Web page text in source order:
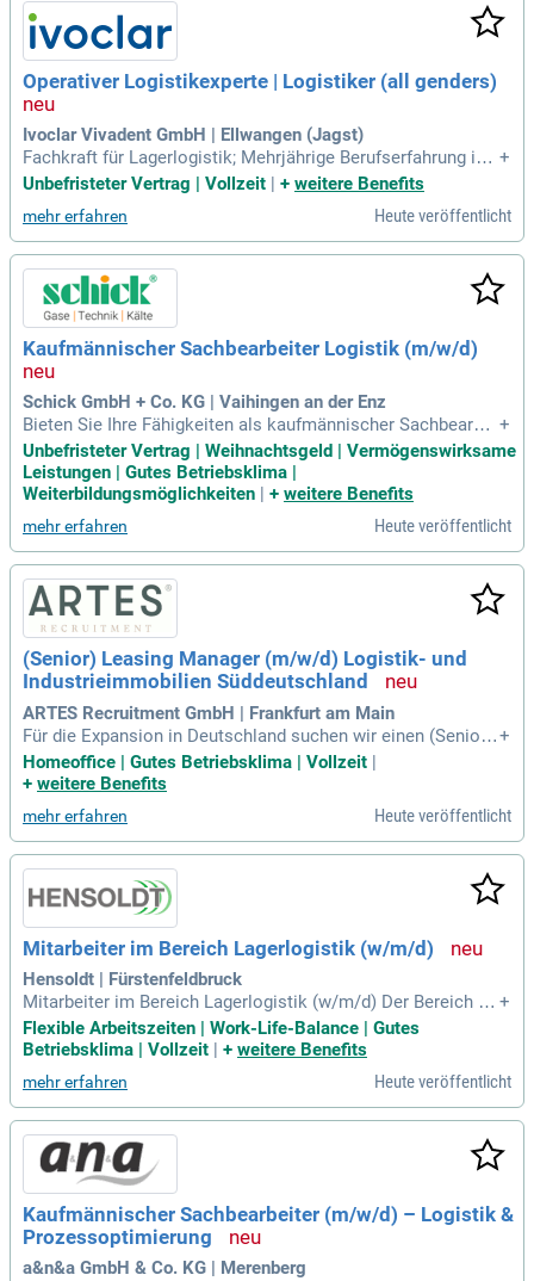
Operativer Logistikexperte | Logistiker (all genders)
Ivoclar Vivadent GmbH | Ellwangen (Jagst)
Fachkraft für Lagerlogistik; Mehrjährige Berufserfahrung in e
iner vergleichbaren Position; Sie erfassen komplexe Zusam
menhänge schnell und finden pragmatische sowie kundenor
ientierte Lösungen; Sicherer Umgang mit MS-Office – ideale
rweise bereits Erfahrung
+
Unbefristeter Vertrag | Vollzeit | + weitere Benefits
mehr erfahren Heute veröffentlicht
Kaufmännischer Sachbearbeiter Logistik (m/w/d)
Schick GmbH + Co. KG | Vaihingen an der Enz
Bieten Sie Ihre Fähigkeiten als kaufmännischer Sachbearbei
ter in der Logistik (m/w/d) in Vaihingen an der Enz an! Unse
r seit 1925 bestehendes Familienunternehmen ist führend in
der Abfüllung und dem Vertrieb technischer Gase und Kälte
reichern möchten. Genießen Sie flache Hierarchien und die
Möglichkeit, Ihre individuellen Stärken einzubringen. Bei uns
haben Sie die Chance, in einem dynamischen Arbeitsumfeld
zu wachsen und hervorragende Karrieremöglichkeiten zu nut
zen. Werden Sie Teil unserer Erfolgsgeschichte und gestalte
n Sie mit uns die Zukunft der Gasversorgung!
+
Unbefristeter Vertrag | Weihnachtsgeld | Vermögenswirksame
Leistungen | Gutes Betriebsklima |
Weiterbildungsmöglichkeiten
+ weitere Benefits
mehr erfahren Heute veröffentlicht
(Senior) Leasing Manager (m/w/d) Logistik- und
Industrieimmobilien Süddeutschland
ARTES Recruitment GmbH | Frankfurt am Main
Für die Expansion in Deutschland suchen wir einen (Senior)
Leasing Manager (m/w/d) für Logistik- und Industrieimmobi
lien in Süddeutschland. Diese standortunabhängige Position
elrolle sind Sie verantwortlich für die Verwaltung und Wertst
eigerung eines anspruchsvollen Immobilienportfolios. Zu Ih
ren Aufgaben gehören die Entwicklung und Umsetzung effek
tiver Vermietungsstrategien. Diese Strategien zielen darauf
ab, die Auslastung und Wertentwicklung der Immobilien zu
maximieren. Gestalten Sie Ihre Karriere in einem dynamisch
en Unternehmen und bringen Sie Ihr Vertriebsgeschick ein!
+
Homeoffice | Gutes Betriebsklima | Vollzeit |
+ weitere Benefits
mehr erfahren Heute veröffentlicht
Mitarbeiter im Bereich Lagerlogistik (w/m/d)
Hensoldt | Fürstenfeldbruck
Mitarbeiter im Bereich Lagerlogistik (w/m/d) Der Bereich "H
C Operational Solutions" unterstützt die Betreuung aller akt
uellen und zukünftigen Hubschrauber der Bundeswehr in den
en gesamten Lebenszyklus
+
Flexible Arbeitszeiten | Work-Life-Balance | Gutes
Betriebsklima | Vollzeit | + weitere Benefits
mehr erfahren Heute veröffentlicht
Kaufmännischer Sachbearbeiter (m/w/d) – Logistik &
Prozessoptimierung
a&n&a GmbH & Co. KG | Merenberg